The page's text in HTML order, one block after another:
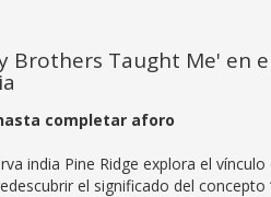
Brothers Taught Me' en
completar aforo
india Pine Ridge explora el
el significado del concepto